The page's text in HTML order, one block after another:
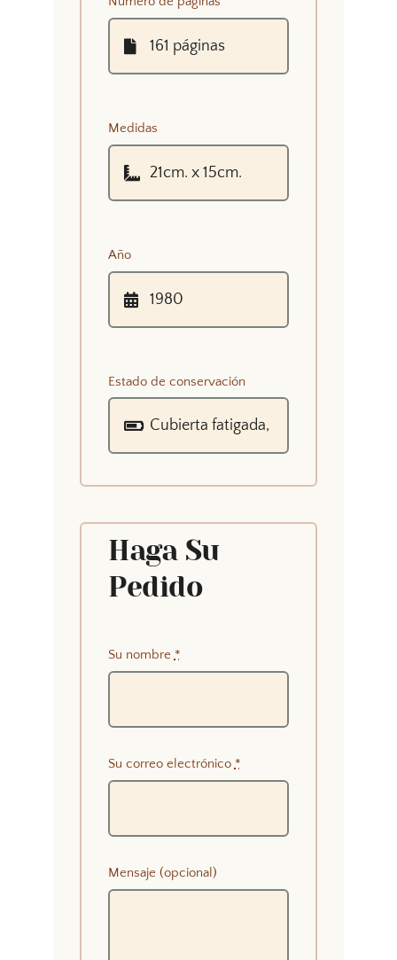
Medidas
Año
Estado de conservación
Haga Su
Pedido
Su nombre *
Su correo electrónico *
Mensaje (opcional)